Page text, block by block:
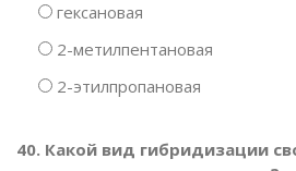
гексановая
2-метилпентановая
2-этилпропановая
40. Какой вид гибридизации